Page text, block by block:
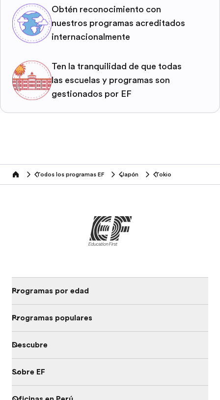
Obtén reconocimiento con
nuestros programas acreditados
internacionalmente
Ten la tranquilidad de que todas
las escuelas y programas son
gestionados por EF
home Todos los programas EF Japón Tokio
Programas por edad
Programas populares
Descubre
Sobre EF